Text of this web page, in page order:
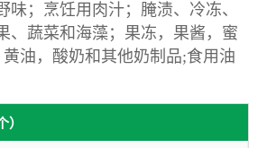
味；烹饪用肉汁；腌渍、冷冻、
、蔬菜和海藻；果冻，果酱，蜜
油，酸奶和其他奶制品;食用油